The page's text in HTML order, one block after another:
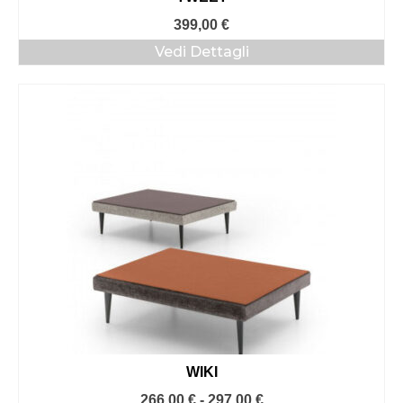
399,00 €
Vedi Dettagli
WIKI
Fascia